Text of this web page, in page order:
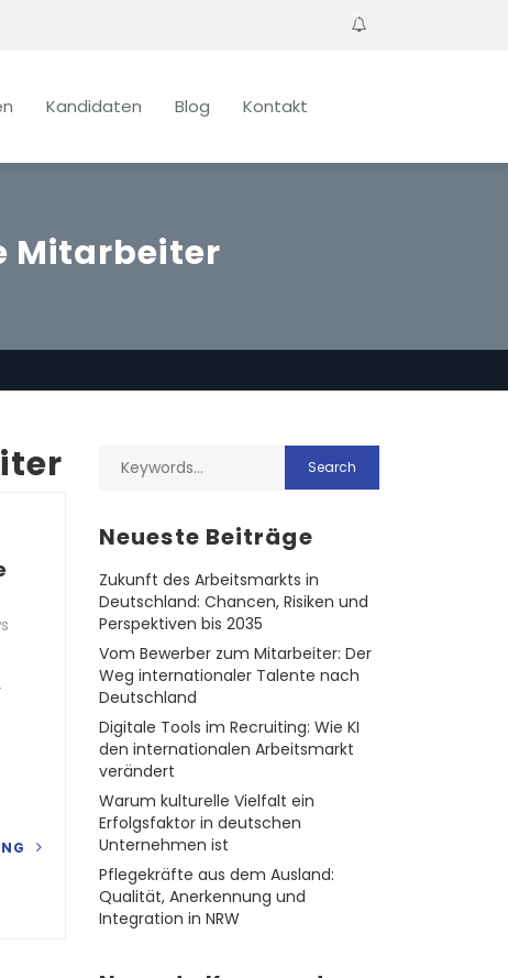
0
Kandidaten Blog Kontakt
Mitarbeiter
Neueste Beiträge
Zukunft des Arbeitsmarkts in
Deutschland: Chancen, Risiken und
Perspektiven bis 2035
Vom Bewerber zum Mitarbeiter: Der
Weg internationaler Talente nach
Deutschland
Digitale Tools im Recruiting: Wie KI
den internationalen Arbeitsmarkt
verändert
Warum kulturelle Vielfalt ein
Erfolgsfaktor in deutschen
Unternehmen ist
Pflegekräfte aus dem Ausland:
Qualität, Anerkennung und
Integration in NRW